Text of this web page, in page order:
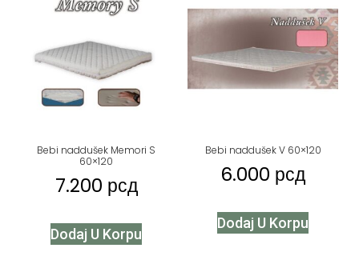
Bebi naddušek Memori S
60×120
7.200 рсд
Dodaj U Korpu
Bebi naddušek V 60×120
6.000 рсд
Dodaj U Korpu